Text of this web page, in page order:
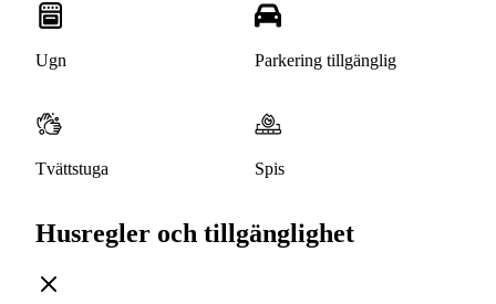
Ugn Parkering tillgänglig
Tvättstuga Spis
Husregler och tillgänglighet